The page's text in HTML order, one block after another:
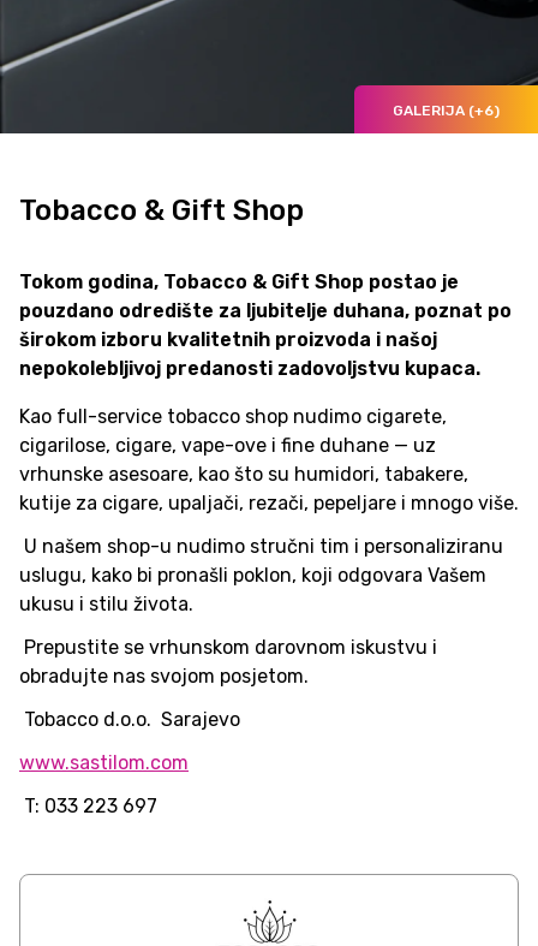
GALERIJA (+6)
Tobacco & Gift Shop
Tokom godina, Tobacco & Gift Shop postao je
pouzdano odredište za ljubitelje duhana, poznat po
širokom izboru kvalitetnih proizvoda i našoj
nepokolebljivoj predanosti zadovoljstvu kupaca.
Kao full-service tobacco shop nudimo cigarete,
cigarilose, cigare, vape-ove i fine duhane — uz
vrhunske asesoare, kao što su humidori, tabakere,
kutije za cigare, upaljači, rezači, pepeljare i mnogo više.
U našem shop-u nudimo stručni tim i personaliziranu
uslugu, kako bi pronašli poklon, koji odgovara Vašem
ukusu i stilu života.
Prepustite se vrhunskom darovnom iskustvu i
obradujte nas svojom posjetom.
Tobacco d.o.o. Sarajevo
www.sastilom.com
T: 033 223 697